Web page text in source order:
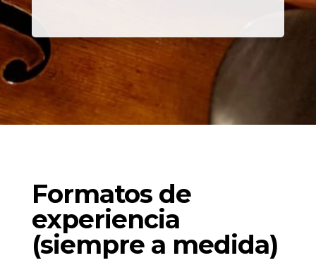
Formatos de
experiencia
(siempre a medida)